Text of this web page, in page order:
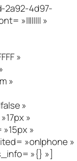
2a92-4d97-
»|||||||| »
»
»
»
»
»
»on|phone »
»{} »]